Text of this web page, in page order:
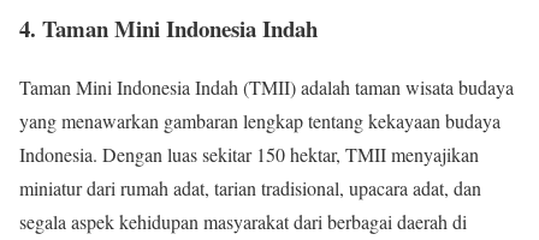
4. Taman Mini Indonesia Indah
Taman Mini Indonesia Indah (TMII) adalah taman wisata budaya
yang menawarkan gambaran lengkap tentang kekayaan budaya
Indonesia. Dengan luas sekitar 150 hektar, TMII menyajikan
miniatur dari rumah adat, tarian tradisional, upacara adat, dan
segala aspek kehidupan masyarakat dari berbagai daerah di